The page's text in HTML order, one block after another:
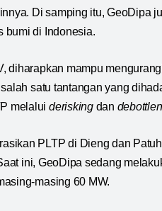
Di samping itu, GeoDipa
bumi di Indonesia.
diharapkan mampu
satu tantangan yang
melalui deriskingdan
PLTP di Dieng dan
ini, GeoDipa sedang
masing 60 MW.